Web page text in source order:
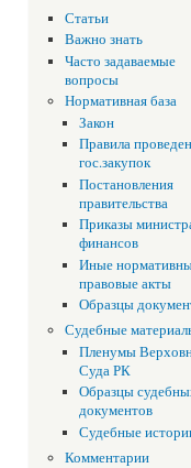
Статьи
Важно знать
Часто задаваемые
вопросы
Нормативная база
Закон
Правила
гос.закупок
Постановления
правительства
Приказы
финансов
Иные
правовые акты
Образцы
Судебные
Пленумы
Суда РК
Образцы
документов
Судебные
Комментарии